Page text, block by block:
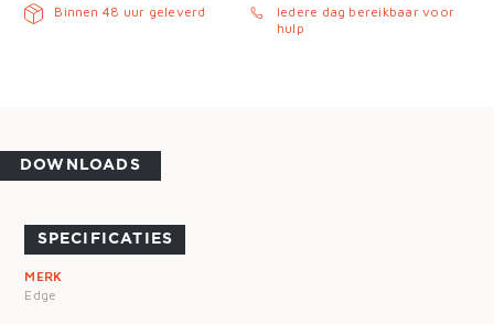
Binnen 48 uur geleverd
Iedere dag bereikbaar voor
hulp
DOWNLOADS
SPECIFICATIES
MERK
Edge